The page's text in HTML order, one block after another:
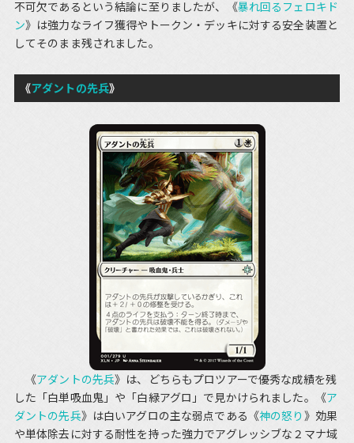
不可欠であるという結論に至りましたが、《暴れ回るフェロキド
ン》は強力なライフ獲得やトークン・デッキに対する安全装置と
してそのまま残されました。
《アダントの先兵》
《アダントの先兵》は、どちらもプロツアーで優秀な成績を残
した「白単吸血鬼」や「白緑アグロ」で見かけられました。《ア
ダントの先兵》は白いアグロの主な弱点である《神の怒り 》効果
や単体除去に対する耐性を持った強力でアグレッシブな２マナ域